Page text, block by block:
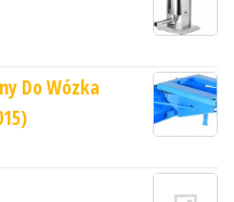
Do Wózka